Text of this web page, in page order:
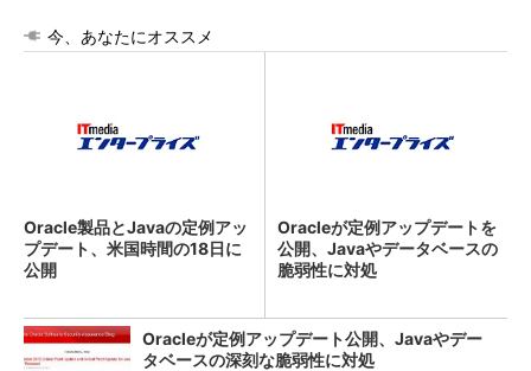
今、あなたにオススメ
Oracle製品とJavaの定例アッ
プデート、米国時間の18日に
公開
Oracleが定例アップデートを
公開、Javaやデータベースの
脆弱性に対処
Oracleが定例アップデート公開、Javaやデー
タベースの深刻な脆弱性に対処